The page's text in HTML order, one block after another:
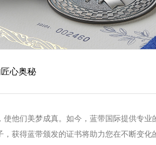
心奥秘
他们美梦成真。如今，蓝带国际提供专
获得蓝带颁发的证书将助力您在不断变化